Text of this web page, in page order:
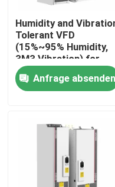
Qualitätskontrolle
Kontakt mit uns
Bitte um ein Angebot
vfd variabler
Humidity and
Tolerant VFD
(15%~95% Humidity,
3M3 Vibration) for
Harsh Conditions
Anfrage absenden